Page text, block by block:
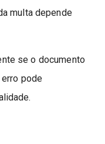
multa depende
se o documento
pode